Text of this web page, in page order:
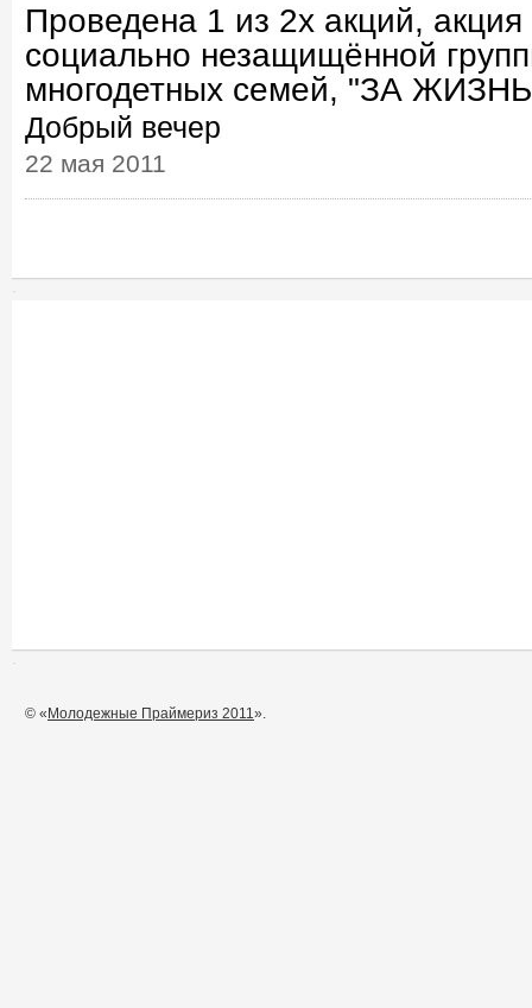
Проведена 1 из 2х акций,
социально незащищённой
многодетных семей, "ЗА
Добрый вечер
22 мая 2011
© « Молодежные Праймериз 2011».